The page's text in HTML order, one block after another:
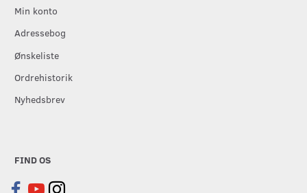
Min konto
Adressebog
Ønskeliste
Ordrehistorik
Nyhedsbrev
FIND OS